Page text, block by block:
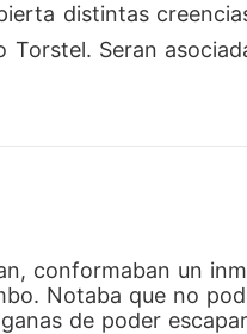
distintas
Seran
hasta que
conformaban un
Notaba que no
de poder